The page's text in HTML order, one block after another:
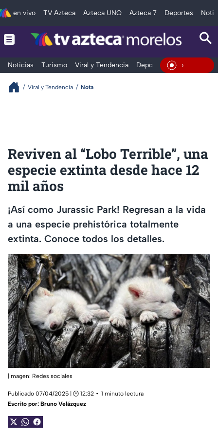
en vivo TV Azteca Azteca UNO Azteca 7 Deportes
Noticias Turismo Viral y Tendencia Deportes Espectáculos
En Vivo
Viral y Tendencia Nota
Reviven al “Lobo Terrible”, una
especie extinta desde hace 12
mil años
¡Así como Jurassic Park! Regresan a la vida
a una especie prehistórica totalmente
extinta. Conoce todos los detalles.
|Imagen: Redes sociales
Publicado 07/04/2025 | 🕑 12:32
1 minuto lectura
Escrito por: Bruno Velázquez